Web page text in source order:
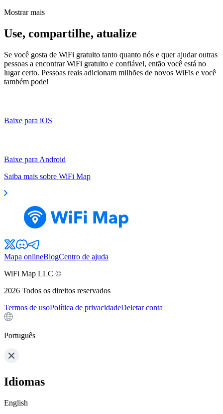
Mostrar mais
Use, compartilhe, atualize
Se você gosta de WiFi gratuito tanto quanto nós e quer ajudar outras
pessoas a encontrar WiFi gratuito e confiável, então você está no
lugar certo. Pessoas reais adicionam milhões de novos WiFis e você
também pode!
Baixe para iOS
Baixe para Android
Saiba mais sobre WiFi Map
Mapa onlineBlogCentro de ajuda
WiFi Map LLC ©
2026 Todos os direitos reservados
Termos de usoPolítica de privacidadeDeletar conta
Português
Idiomas
English